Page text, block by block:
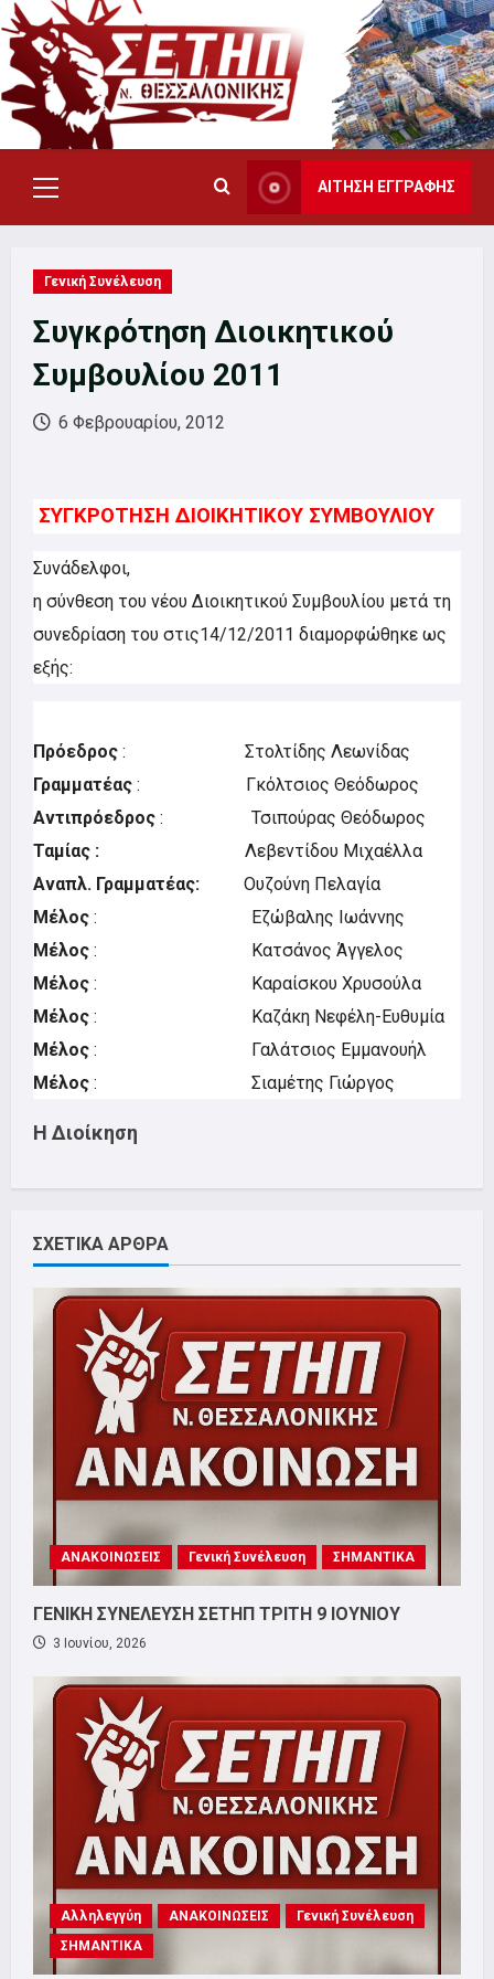
Skip
to
content
Primary
Menu
ΑΙΤΗΣΗ ΕΓΓΡΑΦΗΣ
Γενική Συνέλευση
Συγκρότηση Διοικητικού
Συμβουλίου 2011
6 Φεβρουαρίου, 2012
ΣΥΓΚΡΟΤΗΣΗ ΔΙΟΙΚΗΤΙΚΟΥ ΣΥΜΒΟΥΛΙΟΥ
Συνάδελφοι,
η σύνθεση του νέου Διοικητικού Συμβουλίου μετά τη
συνεδρίαση του στις14/12/2011 διαμορφώθηκε ως
εξής:
Πρόεδρος : Στολτίδης Λεωνίδας
Γραμματέας : Γκόλτσιος Θεόδωρος
Αντιπρόεδρος : Τσιπούρας Θεόδωρος
Ταμίας : Λεβεντίδου Μιχαέλλα
Αναπλ. Γραμματέας: Ουζούνη Πελαγία
Μέλος : Εζώβαλης Ιωάννης
Μέλος : Κατσάνος Άγγελος
Μέλος : Καραίσκου Χρυσούλα
Μέλος : Καζάκη Νεφέλη-Ευθυμία
Μέλος : Γαλάτσιος Εμμανουήλ
Μέλος : Σιαμέτης Γιώργος
Η Διοίκηση
ΣΧΕΤΙΚΑ ΑΡΘΡΑ
ΑΝΑΚΟΙΝΩΣΕΙΣ Γενική Συνέλευση ΣΗΜΑΝΤΙΚΑ
ΓΕΝΙΚΗ ΣΥΝΕΛΕΥΣΗ ΣΕΤΗΠ ΤΡΙΤΗ 9 ΙΟΥΝΙΟΥ
3 Ιουνίου, 2026
Αλληλεγγύη ΑΝΑΚΟΙΝΩΣΕΙΣ
Γενική Συνέλευση
ΣΗΜΑΝΤΙΚΑ